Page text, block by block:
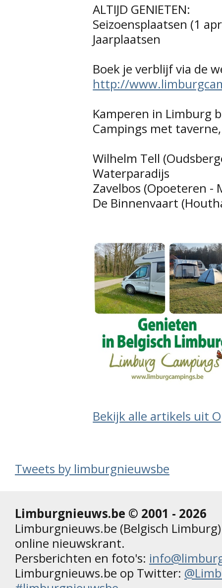
ALTIJD GENIETEN:
Seizoensplaatsen (1
Jaarplaatsen
Boek je verblijf via de
http://
Kamperen in Limburg
Campings met
Wilhelm Tell
Waterparadijs
Zavelbos (Opoeteren -
De Binnenvaart
Bekijk alle artikels uit
Tweets by limburgnieuwsbe
Limburgnieuws.be © 2001 - 2026
Limburgnieuws.be (Belgisch
online nieuwskrant.
Persberichten en foto's:
Limburgnieuws.be op Twitter: